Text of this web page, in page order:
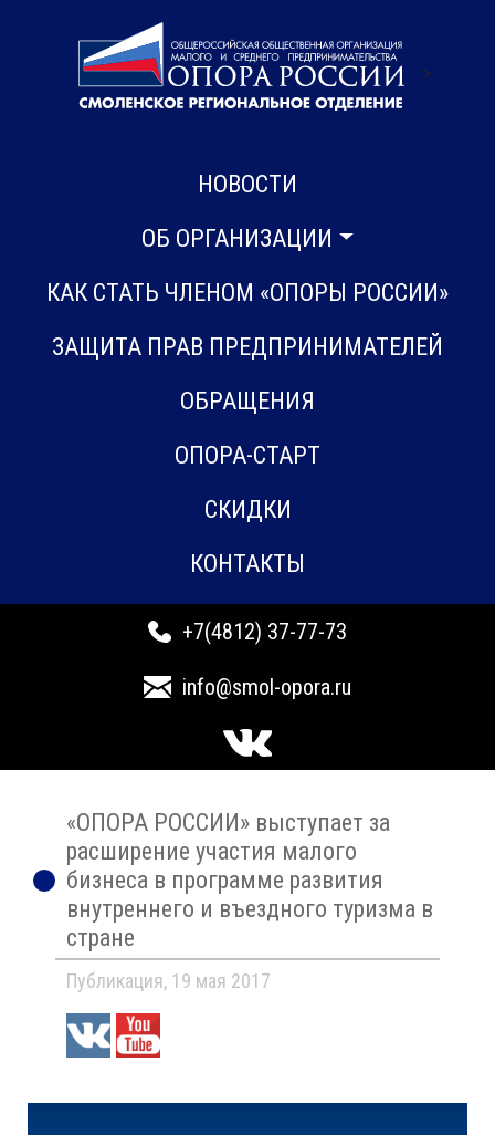
+7(4812) 37-77-73
info@smol-opora.ru
>
НОВОСТИ
ОБ ОРГАНИЗАЦИИ
КАК СТАТЬ ЧЛЕНОМ «ОПОРЫ РОССИИ»
ЗАЩИТА ПРАВ ПРЕДПРИНИМАТЕЛЕЙ
ОБРАЩЕНИЯ
ОПОРА-СТАРТ
СКИДКИ
КОНТАКТЫ
«ОПОРА РОССИИ» выступает за
расширение участия малого
бизнеса в программе развития
внутреннего и въездного туризма в
стране
Публикация, 19 мая 2017